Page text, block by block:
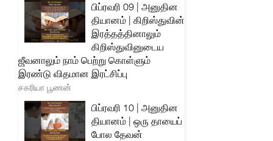
பிப்ரவரி 09 | அனுதின
தியானம் | கிறிஸ்துவின்
இரத்தத்தினாலும்
கிறிஸ்துவினுடைய
ஜீவனாலும் நாம் பெற்று கொள்ளும்
இரண்டு விதமான இரட்சிப்பு
சகரியா பூணன்
பிப்ரவரி 10 | அனுதின
தியானம் | ஒரு தாயைப்
போல தேவன்